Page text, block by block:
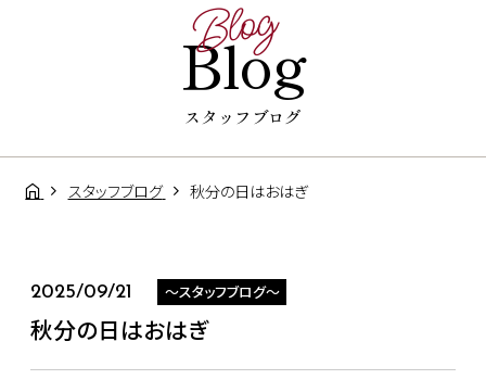
Blog
Blog
スタッフブログ
スタッフブログ 秋分の日はおはぎ
2025/09/21 ～スタッフブログ～
秋分の日はおはぎ